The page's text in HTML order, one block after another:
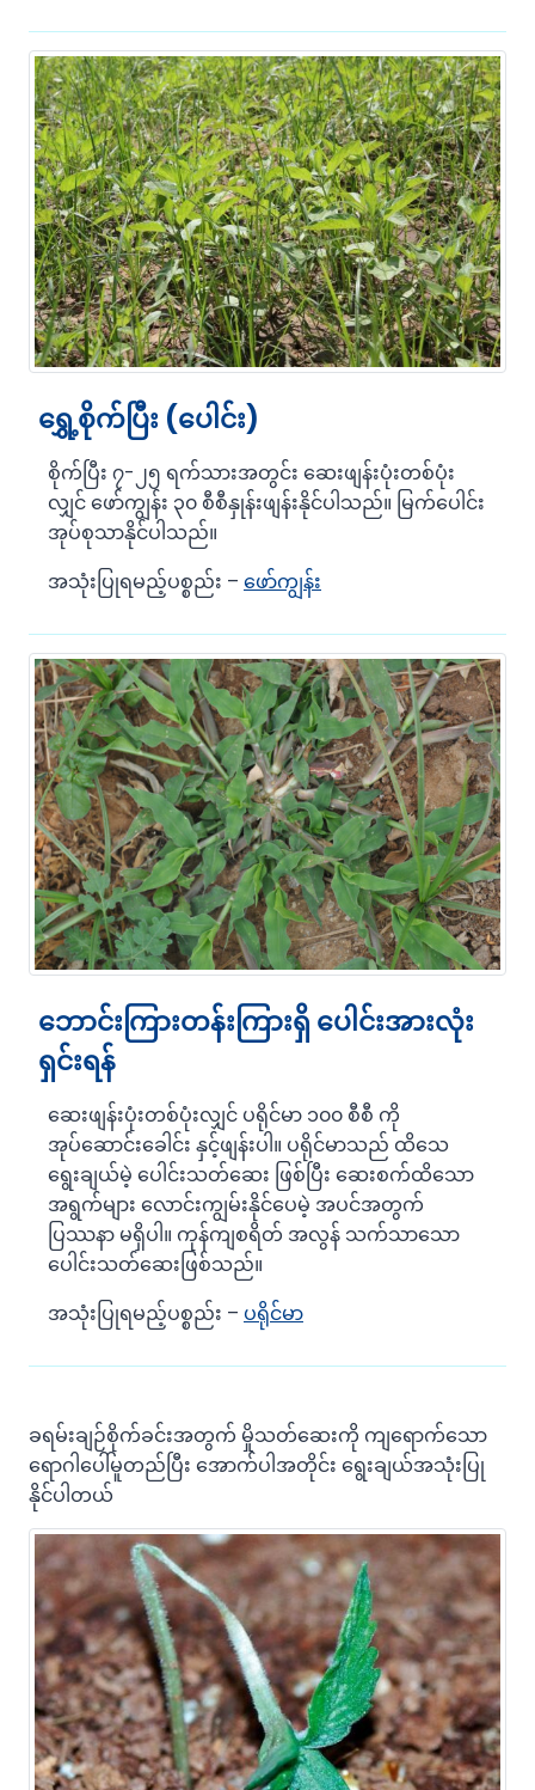
ရွှေ့စိုက်ပြီး (ပေါင်း)
စိုက်ပြီး ၇-၂၅ ရက်သားအတွင်း ဆေးဖျန်းပုံးတစ်ပုံး
လျှင် ဖော်ကျွန်း ၃၀ စီစီနှုန်းဖျန်းနိုင်ပါသည်။ မြက်ပေါင်း
အုပ်စုသာနိုင်ပါသည်။
အသုံးပြုရမည့်ပစ္စည်း – ဖော်ကျွန်း
ဘောင်းကြားတန်းကြားရှိ ပေါင်းအားလုံး
ရှင်းရန်
ဆေးဖျန်းပုံးတစ်ပုံးလျှင် ပရိုင်မာ ၁၀၀ စီစီ ကို
အုပ်ဆောင်းခေါင်း နှင့်ဖျန်းပါ။ ပရိုင်မာသည် ထိသေ
ရွေးချယ်မဲ့ ပေါင်းသတ်ဆေး ဖြစ်ပြီး ဆေးစက်ထိသော
အရွက်များ လောင်းကျွမ်းနိုင်ပေမဲ့ အပင်အတွက်
ပြဿနာ မရှိပါ။ ကုန်ကျစရိတ် အလွန် သက်သာသော
ပေါင်းသတ်ဆေးဖြစ်သည်။
အသုံးပြုရမည့်ပစ္စည်း – ပရိုင်မာ
ခရမ်းချဉ်စိုက်ခင်းအတွက် မှိုသတ်ဆေးကို ကျရောက်သော
ရောဂါပေါ်မူတည်ပြီး အောက်ပါအတိုင်း ရွေးချယ်အသုံးပြု
နိုင်ပါတယ်